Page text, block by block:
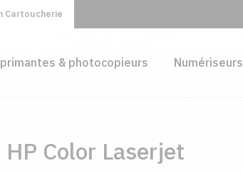
Cartoucherie
& photocopieurs Numériseurs
Color Laserjet